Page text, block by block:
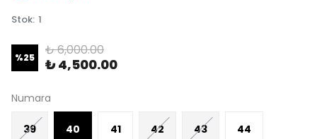
Stok: 1
%25 ₺ 6,000.00
₺ 4,500.00
Numara
39 40 41 42 43 44